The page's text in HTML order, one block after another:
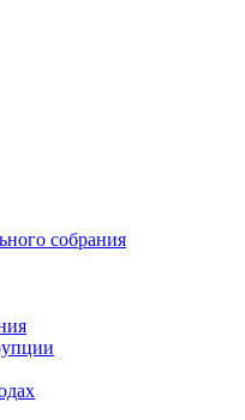
собрания